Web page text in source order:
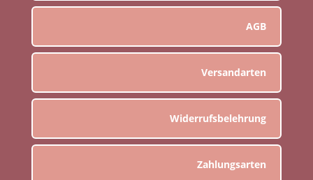
AGB
Versandarten
Widerrufsbelehrung
Zahlungsarten